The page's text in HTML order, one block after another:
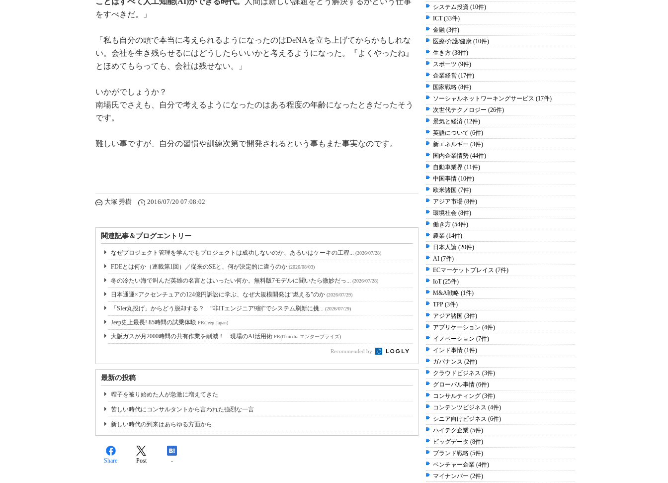
をすべきだ。」
「私も自分の頭で本当に考えられるようになったのはDeNAを立ち上げてからかもしれな
い。会社を生き残らせるにはどうしたらいいかと考えるようになった。『よくやったね』
とほめてもらっても、会社は残せない。」
いかがでしょうか？
南場氏でさえも、自分で考えるようになったのはある程度の年齢になったときだったそう
です。
難しい事ですが、自分の習慣や訓練次第で開発されるという事もまた事実なのです。
大塚 秀樹 2016/07/20 07:08:02
関連記事＆ブログエントリー
なぜプロジェクト管理を学んでもプロジェクトは成功しないのか、あるいはケーキの工程... (2026/07/28)
FDEとは何か（連載第1回）／従来のSEと、何が決定的に違うのか (2026/08/03)
冬の冷たい海で叫んだ英雄の名言とはいったい何か。無料版7モデルに聞いたら微妙だっ... (2026/07/28)
日本通運×アクセンチュアの124億円訴訟に学ぶ、なぜ大規模開発は“燃える”のか (2026/07/29)
「SIer丸投げ」からどう脱却する？ “非ITエンジニア9割”でシステム刷新に挑... (2026/07/29)
Jeep史上最長! 85時間の試乗体験 PR(Jeep Japan)
大阪ガスが月2000時間の共有作業を削減！ 現場のAI活用術 PR(ITmedia エンタープライズ)
Recommended by
最新の投稿
帽子を被り始めた人が急激に増えてきた
苦しい時代にコンサルタントから言われた強烈な一言
新しい時代の到来はあらゆる方面から
Share Post -
システム投資 (10件)
ICT (33件)
金融 (3件)
医療/介護/健康 (10件)
生き方 (38件)
スポーツ (9件)
企業経営 (17件)
国家戦略 (8件)
ソーシャルネットワーキングサービス (17件)
次世代テクノロジー (26件)
景気と経済 (12件)
英語について (6件)
新エネルギー (3件)
国内企業情勢 (44件)
自動車業界 (11件)
中国事情 (10件)
欧米諸国 (7件)
アジア市場 (8件)
環境社会 (8件)
働き方 (54件)
農業 (14件)
日本人論 (20件)
AI (7件)
ECマーケットプレイス (7件)
IoT (25件)
M&A戦略 (1件)
TPP (3件)
アジア諸国 (3件)
アプリケーション (4件)
イノベーション (7件)
インド事情 (1件)
ガバナンス (2件)
クラウドビジネス (3件)
グローバル事情 (6件)
コンサルティング (3件)
コンテンツビジネス (4件)
シニア向けビジネス (6件)
ハイテク企業 (5件)
ビッグデータ (8件)
ブランド戦略 (5件)
ベンチャー企業 (4件)
マイナンバー (2件)